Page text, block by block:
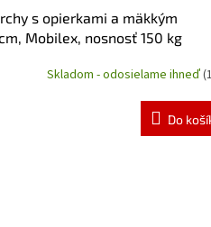
s opierkami a mäkkým
Mobilex, nosnosť 150 kg
Skladom - odosielame ihneď
Do